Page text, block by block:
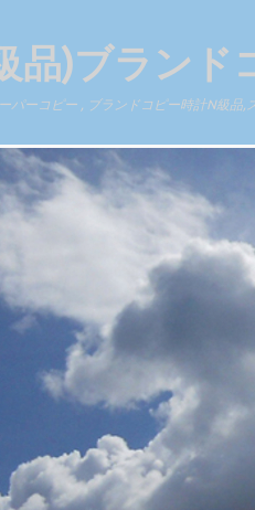
品)ブランド
パーコピー , ブランドコピー時計N級